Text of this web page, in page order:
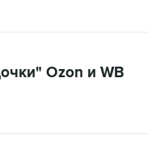
Ozon и WB